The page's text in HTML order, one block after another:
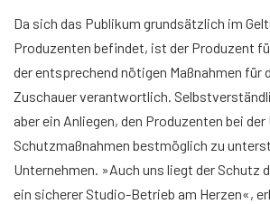
Da sich das Publikum grundsätzlich im
Produzenten befindet, ist der Produzent
der entsprechend nötigen Maßnahmen für
Zuschauer verantwortlich.
aber ein Anliegen, den Produzenten bei
Schutzmaßnahmen bestmöglich zu
Unternehmen. »Auch uns liegt der Schutz
ein sicherer Studio-Betrieb am Herzen«,